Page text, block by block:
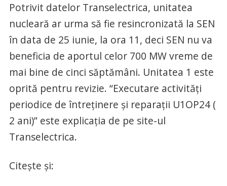
Potrivit datelor Transelectrica, unitatea
nucleară ar urma să fie resincronizată la SEN
în data de 25 iunie, la ora 11, deci SEN nu va
beneficia de aportul celor 700 MW vreme de
mai bine de cinci săptămâni. Unitatea 1 este
oprită pentru revizie. “Executare activități
periodice de întreținere și reparații U1OP24 (
2 ani)” este explicația de pe site-ul
Transelectrica.
Citește și: